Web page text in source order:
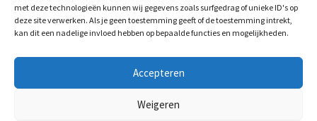
met deze technologieën kunnen wij gegevens zoals surfgedrag of unieke ID's op
deze site verwerken. Als je geen toestemming geeft of de toestemming intrekt,
kan dit een nadelige invloed hebben op bepaalde functies en mogelijkheden.
Accepteren
Weigeren
 info@scholtensadvocaten.nl